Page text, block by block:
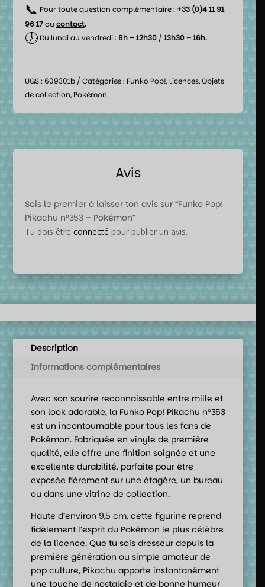
📞 Pour toute question complémentaire : +33 (0)4 11 91
96 17ou contact.
🕖Du lundi au vendredi : 8h – 12h30/ 13h30 – 16h.
UGS : 609301b Catégories : Funko Pop!, Licences,Objets
de collection, Pokémon
Avis
Sois le premier à laisser ton avis sur “Funko Pop!
Pikachu n°353 – Pokémon”
Tu dois être connecté pour publier un avis.
Description
Informations complémentaires
Avec son sourire reconnaissable entre mille et
son look adorable, la Funko Pop! Pikachu n°353
est un incontournable pour tous les fans de
Pokémon. Fabriquée en vinyle de première
qualité, elle offre une finition soignée et une
excellente durabilité, parfaite pour être
exposée fièrement sur une étagère, un bureau
ou dans une vitrine de collection.
Haute d’environ 9,5 cm, cette figurine reprend
fidèlement l’esprit du Pokémon le plus célèbre
de la licence. Que tu sois dresseur depuis la
première génération ou simple amateur de
pop culture, Pikachu apporte instantanément
une touche de nostalgie et de bonne humeur